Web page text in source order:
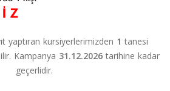
yaptıran kursiyerlerimizden 1 tanesi
Kampanya 31.12.2026tarihine kadar
geçerlidir.